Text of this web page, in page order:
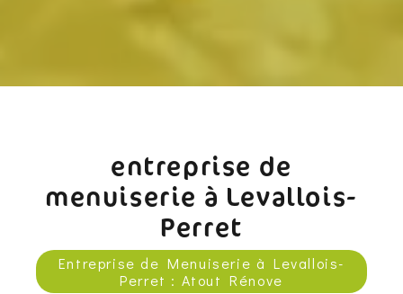
entreprise de
menuiserie à Levallois-
Perret
Entreprise de Menuiserie à Levallois-
Perret : Atout Rénove